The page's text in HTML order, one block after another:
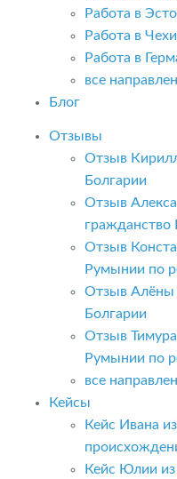
Работа в
Работа в
Работа в
все
Блог
Отзывы
Отзыв
Болгарии
Отзыв
Отзыв
Румынии по
Отзыв Алёны
Болгарии
Отзыв
Румынии по
все
Кейсы
Кейс Ивана
Кейс Юлии из